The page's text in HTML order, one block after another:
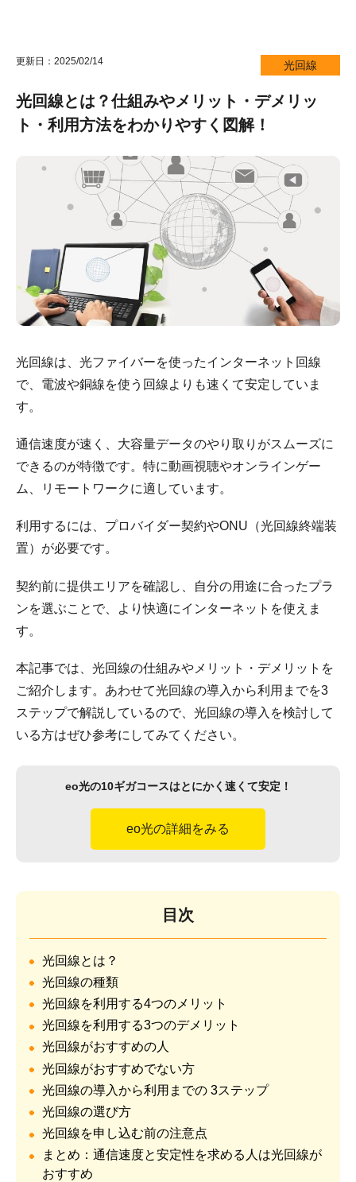
更新日：2025/02/14 光回線
光回線とは？仕組みやメリット・デメリッ
ト・利用方法をわかりやすく図解！
光回線は、光ファイバーを使ったインターネット回線
で、電波や銅線を使う回線よりも速くて安定していま
す。
通信速度が速く、大容量データのやり取りがスムーズに
できるのが特徴です。特に動画視聴やオンラインゲー
ム、リモートワークに適しています。
利用するには、プロバイダー契約やONU（光回線終端装
置）が必要です。
契約前に提供エリアを確認し、自分の用途に合ったプラ
ンを選ぶことで、より快適にインターネットを使えま
す。
本記事では、光回線の仕組みやメリット・デメリットを
ご紹介します。あわせて光回線の導入から利用までを3
ステップで解説しているので、光回線の導入を検討して
いる方はぜひ参考にしてみてください。
eo光の10ギガコースはとにかく速くて安定！
eo光の詳細をみる
目次
光回線とは？
光回線の種類
光回線を利用する4つのメリット
光回線を利用する3つのデメリット
光回線がおすすめの人
光回線がおすすめでない方
光回線の導入から利用までの 3ステップ
光回線の選び方
光回線を申し込む前の注意点
まとめ：通信速度と安定性を求める人は光回線が
おすすめ